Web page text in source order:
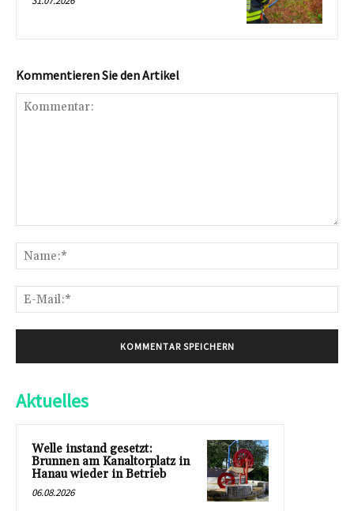
Kommentieren Sie den Artikel
Aktuelles
Welle instand gesetzt:
Brunnen am Kanaltorplatz in
Hanau wieder in Betrieb
06.08.2026